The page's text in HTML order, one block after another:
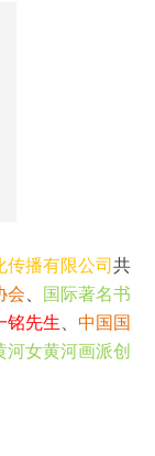
传播有限公司 共
会
国际著名书
铭先生
中国国
河女黄河画派创